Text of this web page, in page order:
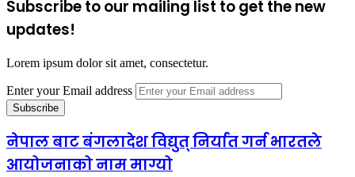
Subscribe to our mailing list to get the new
updates!
Lorem ipsum dolor sit amet, consectetur.
Enter your Email address
नेपाल बाट बंगलादेश विद्युत् निर्यात गर्न भारतले
आयोजनाको नाम माग्यो